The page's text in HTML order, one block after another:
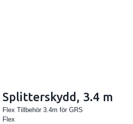
Splitterskydd, 3.4 m
Flex Tillbehör 3.4m för GRS
Flex